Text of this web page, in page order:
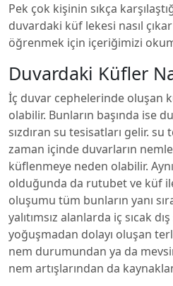
Pek çok kişinin sıkça
duvardaki küf lekesi nasıl
öğrenmek için içeriğimizi
Duvardaki Küfler
İç duvar cephelerinde oluşan
olabilir. Bunların başında ise
sızdıran su tesisatları gelir. su
zaman içinde duvarların
küflenmeye neden olabilir.
olduğunda da rutubet ve küf
oluşumu tüm bunların yanı
yalıtımsız alanlarda iç sıcak
yoğuşmadan dolayı oluşan
nem durumundan ya da
nem artışlarından da